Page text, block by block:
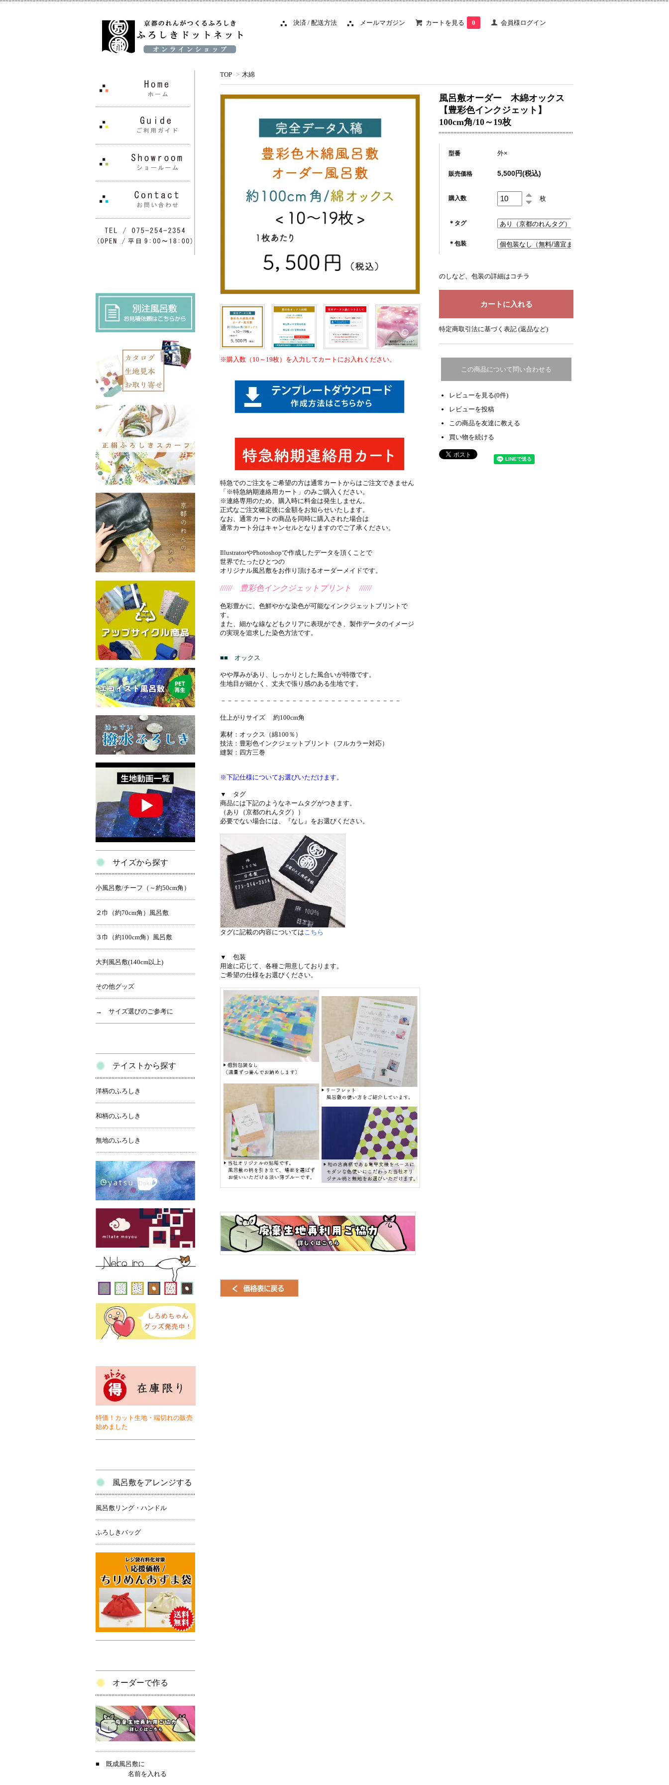
決済 / 配送方法 メールマガジン カートを見る 0 会員様ログイン
TOP > 木綿
風呂敷オーダー 木綿オックス
【豊彩色インクジェット】
100cm角/10～19枚
型番 外×
販売価格 5,500円(税込)
購入数 枚
＊タグ
＊包装
※購入数（10～19枚）を入力してカートにお入れください。
特急でのご注文をご希望の方は通常カートからはご注文できません
「※特急納期連絡用カート」のみご購入ください。
※連絡専用のため、購入時に料金は発生しません。
正式なご注文確定後に金額をお知らせいたします。
なお、通常カートの商品を同時に購入された場合は
通常カート分はキャンセルとなりますのでご了承ください。
IllustratorやPhotoshopで作成したデータを頂くことで
世界でたったひとつの
オリジナル風呂敷をお作り頂けるオーダーメイドです。
////// 豊彩色インクジェットプリント //////
色彩豊かに、色鮮やかな染色が可能なインクジェットプリントで
す。
また、細かな線などもクリアに表現ができ、製作データのイメージ
の実現を追求した染色方法です。
■■ オックス
やや厚みがあり、しっかりとした風合いが特徴です。
生地目が細かく、丈夫で張り感のある生地です。
－－－－－－－－－－－－－－－－－－－－－－－－－－－－
仕上がりサイズ 約100cm角
素材：オックス（綿100％）
技法：豊彩色インクジェットプリント（フルカラー対応）
縫製：四方三巻
※下記仕様についてお選びいただけます。
▼ タグ
商品には下記のようなネームタグがつきます。
（あり（京都のれんタグ））
必要でない場合には、『なし』をお選びください。
タグに記載の内容についてはこちら
▼ 包装
用途に応じて、各種ご用意しております。
ご希望の仕様をお選びください。
のしなど、包装の詳細はコチラ
特定商取引法に基づく表記 (返品など)
この商品について問い合わせる
レビューを見る(0件)
レビューを投稿
この商品を友達に教える
買い物を続ける
サイズから探す
小風呂敷/チーフ（～約50cm角）
２巾（約70cm角）風呂敷
３巾（約100cm角）風呂敷
大判風呂敷(140cm以上)
その他グッズ
→ サイズ選びのご参考に
テイストから探す
洋柄のふろしき
和柄のふろしき
無地のふろしき
特価！カット生地・端切れの販売
始めました
風呂敷をアレンジする
風呂敷リング・ハンドル
ふろしきバッグ
オーダーで作る
■ 既成風呂敷に
名前を入れる